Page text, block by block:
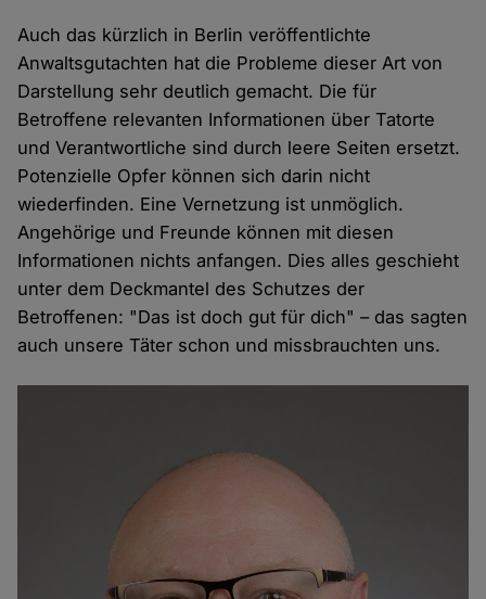
Auch das kürzlich in Berlin veröffentlichte
Anwaltsgutachten hat die Probleme dieser Art von
Darstellung sehr deutlich gemacht. Die für
Betroffene relevanten Informationen über Tatorte
und Verantwortliche sind durch leere Seiten ersetzt.
Potenzielle Opfer können sich darin nicht
wiederfinden. Eine Vernetzung ist unmöglich.
Angehörige und Freunde können mit diesen
Informationen nichts anfangen. Dies alles geschieht
unter dem Deckmantel des Schutzes der
Betroffenen: "Das ist doch gut für dich" – das sagten
auch unsere Täter schon und missbrauchten uns.